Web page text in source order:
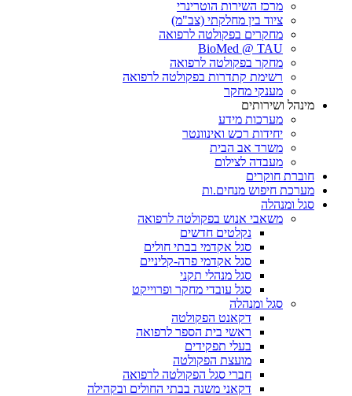
מרכז השירות הוטרינרי
ציוד בין מחלקתי (צב"מ)
מחקרים בפקולטה לרפואה
BioMed @ TAU
מחקר בפקולטה לרפואה
רשימת קתדרות בפקולטה לרפואה
מענקי מחקר
מינהל ושירותים
מערכות מידע
יחידות רכש ואינוונטר
משרד אב הבית
מעבדה לצילום
חוברת חוקרים
מערכת חיפוש מנחים.ות
סגל ומנהלה
משאבי אנוש בפקולטה לרפואה
נקלטים חדשים
סגל אקדמי בבתי חולים
סגל אקדמי פרה-קליניים
סגל מנהלי תקני
סגל עובדי מחקר ופרוייקט
סגל ומנהלה
דקאנט הפקולטה
ראשי בית הספר לרפואה
בעלי תפקידים
מועצת הפקולטה
חברי סגל הפקולטה לרפואה
דקאני משנה בבתי החולים ובקהילה